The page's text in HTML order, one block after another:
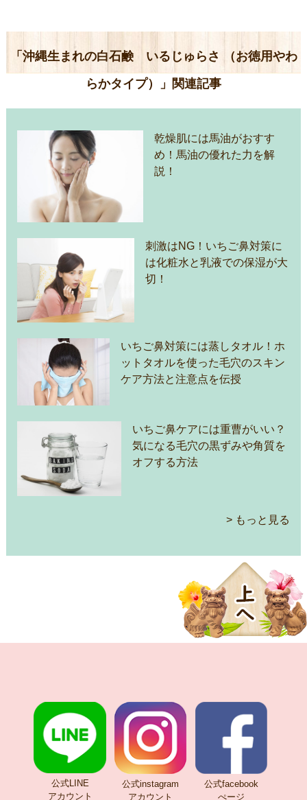
「沖縄生まれの白石鹸 いるじゅらさ （お徳用やわ
らかタイプ）」関連記事
乾燥肌には馬油がおすす
め！馬油の優れた力を解
説！
刺激はNG！いちご鼻対策に
は化粧水と乳液での保湿が大
切！
いちご鼻対策には蒸しタオル！ホ
ットタオルを使った毛穴のスキン
ケア方法と注意点を伝授
いちご鼻ケアには重曹がいい？
気になる毛穴の黒ずみや角質を
オフする方法
> もっと見る
公式LINE
アカウント
公式instagram
アカウント
公式facebook
ぺージ